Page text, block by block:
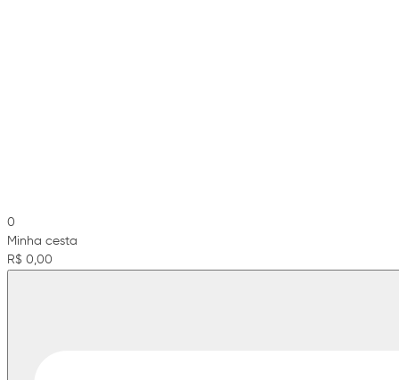
0
Minha cesta
R$ 0,00